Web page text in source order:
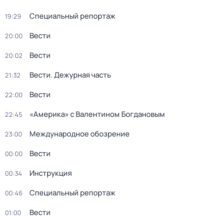
19:29 Специальный репортаж
20:00 Вести
20:02 Вести
21:32 Вести. Дежурная часть
22:00 Вести
22:45 «Америка» с Валентином Богдановым
23:00 Международное обозрение
00:00 Вести
00:34 Инструкция
00:46 Специальный репортаж
01:00 Вести